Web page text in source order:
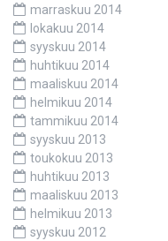
marraskuu 2014
lokakuu 2014
syyskuu 2014
huhtikuu 2014
maaliskuu 2014
helmikuu 2014
tammikuu 2014
syyskuu 2013
toukokuu 2013
huhtikuu 2013
maaliskuu 2013
helmikuu 2013
syyskuu 2012